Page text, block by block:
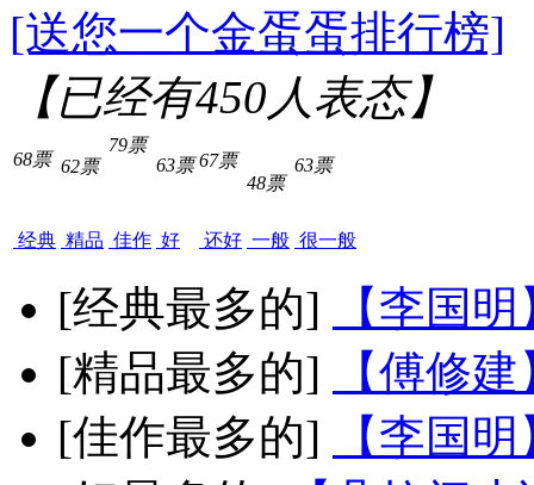
[送您一个金蛋蛋排行榜]
【已经有450人表态】
68票
经典
62票
精品
79票
佳作
63票
好
67票
还好
48票
一般
63票
很一般
[经典最多的]
【李国
[精品最多的]
【傅修
[佳作最多的]
【李国